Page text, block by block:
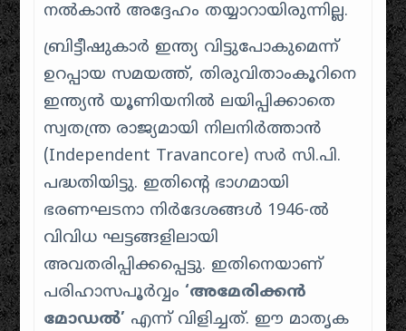
നൽകാൻ അദ്ദേഹം തയ്യാറായിരുന്നില്ല.
ബ്രിട്ടീഷുകാർ ഇന്ത്യ വിട്ടുപോകുമെന്ന്
ഉറപ്പായ സമയത്ത്, തിരുവിതാംകൂറിനെ
ഇന്ത്യൻ യൂണിയനിൽ ലയിപ്പിക്കാതെ
സ്വതന്ത്ര രാജ്യമായി നിലനിർത്താൻ
(Independent Travancore) സർ സി.പി.
പദ്ധതിയിട്ടു. ഇതിന്റെ ഭാഗമായി
ഭരണഘടനാ നിർദേശങ്ങൾ 1946-ൽ
വിവിധ ഘട്ടങ്ങളിലായി
അവതരിപ്പിക്കപ്പെട്ടു. ഇതിനെയാണ്
പരിഹാസപൂർവ്വം‘അമേരിക്കൻ
മോഡൽ’ എന്ന് വിളിച്ചത്. ഈ മാതൃക